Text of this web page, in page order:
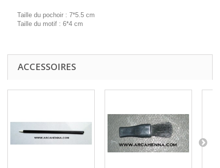
Taille du pochoir : 7*5.5 cm
Taille du motif : 6*4 cm
ACCESSOIRES